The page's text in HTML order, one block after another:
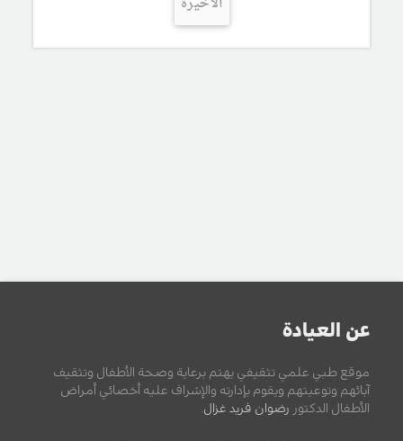
عن العيادة
موقع طبي علمي تثقيفي يهتم برعاية وصحة الأطفال وتثقيف
آبائهم وتوعيتهم ويقوم بإدارته والإشراف عليه أخصائي أمراض
الأطفال الدكتور رضوان فريد غزال